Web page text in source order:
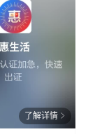
了解详情